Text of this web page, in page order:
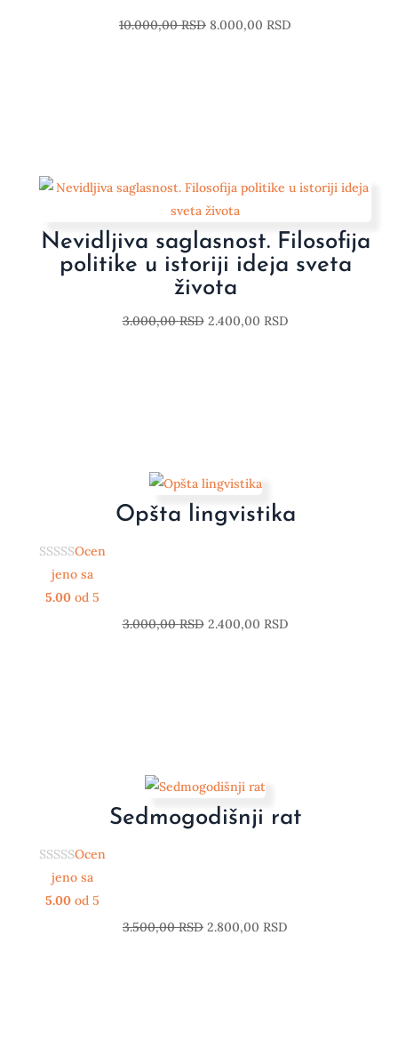
10.000,00RSD 8.000,00 RSD
Nevidljiva saglasnost. Filosofija
politike u istoriji ideja sveta
života
3.000,00RSD 2.400,00 RSD
Opšta lingvistika
Ocen
jeno sa
5.00 od 5
3.000,00RSD 2.400,00 RSD
Sedmogodišnji rat
Ocen
jeno sa
5.00 od 5
3.500,00RSD 2.800,00 RSD